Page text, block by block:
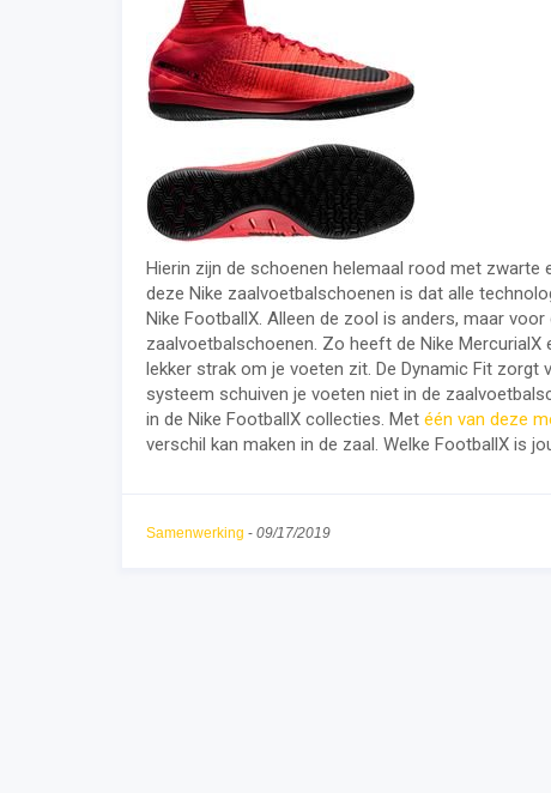
Hierin zijn de schoenen helemaal rood met
deze Nike zaalvoetbalschoenen is dat alle
Nike FootballX. Alleen de zool is anders, maar
zaalvoetbalschoenen. Zo heeft de Nike
lekker strak om je voeten zit. De Dynamic Fit
systeem schuiven je voeten niet in de
in de Nike FootballX collecties. Met één van deze
verschil kan maken in de zaal. Welke FootballX is
Samenwerking - 09/17/2019